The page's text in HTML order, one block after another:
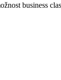
business